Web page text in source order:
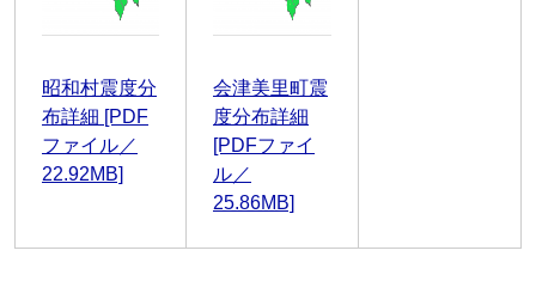
昭和村震度分
布詳細 [PDF
ファイル／
22.92MB]
会津美里町震
度分布詳細
[PDFファイ
ル／
25.86MB]